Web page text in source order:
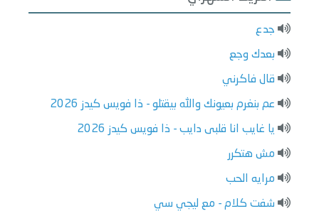
جدع
بعدك وجع
قال فاكرني
عم بنغرم بعيونك والله بيقتلو - ذا فويس كيدز 2026
يا غايب انا قلبى دايب - ذا فويس كيدز 2026
مش هتكرر
مرايه الحب
شفت كلام - مع ليجي سي